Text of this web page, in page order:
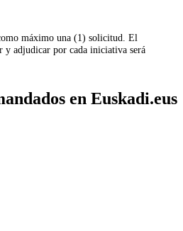
máximo una (1) solicitud. El
adjudicar por cada iniciativa será
en Euskadi.eus